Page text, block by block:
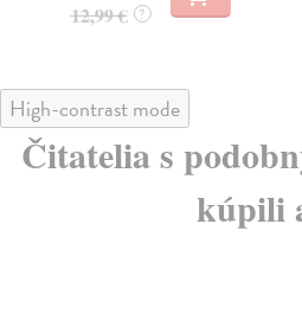
12,99 € ?
High-contrast mode
Čitatelia s
kúpili